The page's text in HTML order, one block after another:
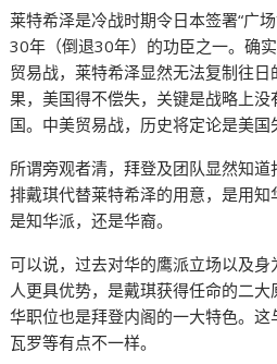
莱特希泽是冷战时期令日本签署“广
30年（倒退30年）的功臣之一。确
贸易战，莱特希泽显然无法复制往
果，美国得不偿失，关键是战略上
国。中美贸易战，历史将定论是美国
所谓旁观者清，拜登及团队显然知
排戴琪代替莱特希泽的用意，是用
是知华派，还是华裔。
可以说，过去对华的鹰派立场以及
人更具优势，是戴琪获得任命的二大
华职位也是拜登内阁的一大特色。这
瓦罗等有点不一样。